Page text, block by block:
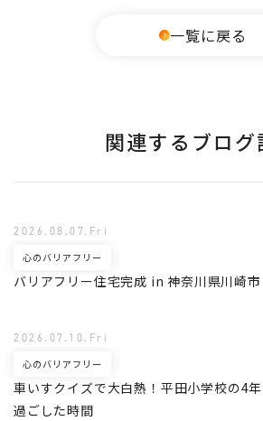
一覧に戻る
関連するブログ
バリアフリー住宅完成 in 神奈川県川崎市
心のバリアフリー
2026.08.07.Fri
車いすクイズで大白熱！平田小学校の4
過ごした時間
心のバリアフリー
2026.07.10.Fri